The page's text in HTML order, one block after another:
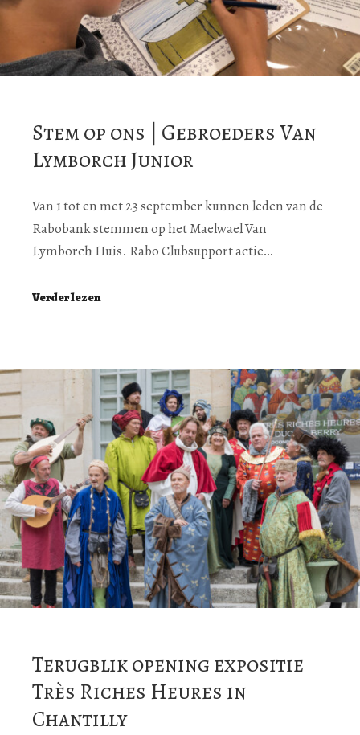
Stem op ons | Gebroeders Van
Lymborch Junior
Van 1 tot en met 23 september kunnen leden van de
Rabobank stemmen op het Maelwael Van
Lymborch Huis. Rabo Clubsupport actie…
Verder lezen
Terugblik opening expositie
Très Riches Heures in
Chantilly